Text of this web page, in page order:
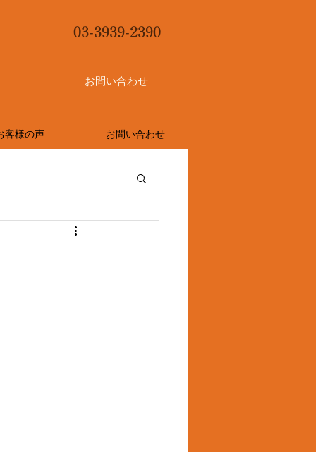
03-3939-2390
お問い合わせ
客様の声 お問い合わせ